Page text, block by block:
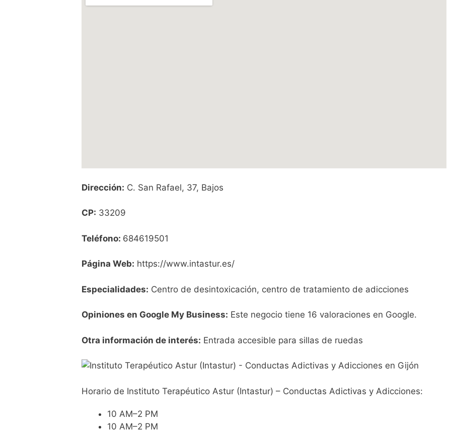
Dirección: C. San Rafael, 37, Bajos
CP: 33209
Teléfono: 684619501
Página Web: https://www.intastur.es/
Especialidades: Centro de desintoxicación, centro de tratamiento de adicciones
Opiniones en Google My Business: Este negocio tiene 16 valoraciones en Google.
Otra información de interés: Entrada accesible para sillas de ruedas
Horario de Instituto Terapéutico Astur (Intastur) – Conductas Adictivas y Adicciones:
10 AM–2 PM
10 AM–2 PM